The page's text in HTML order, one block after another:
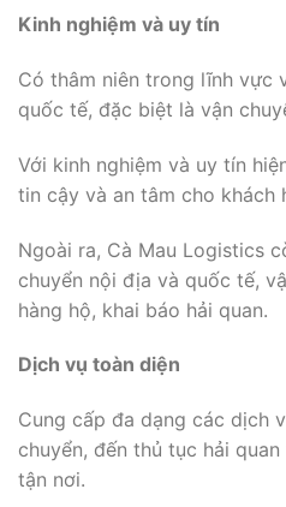
Kinh nghiệm và uy tín
Có thâm niên trong lĩnh vực
quốc tế, đặc biệt là vận
Với kinh nghiệm và uy tín
tin cậy và an tâm cho khách
Ngoài ra, Cà Mau Logistics
chuyển nội địa và quốc tế,
hàng hộ, khai báo hải quan.
Dịch vụ toàn diện
Cung cấp đa dạng các dịch
chuyển, đến thủ tục hải
tận nơi.